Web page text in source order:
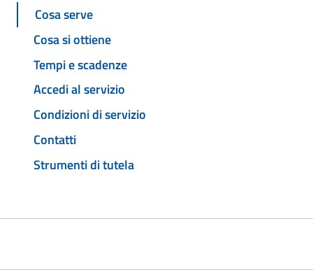
Cosa serve
Cosa si ottiene
Tempi e scadenze
Accedi al servizio
Condizioni di servizio
Contatti
Strumenti di tutela